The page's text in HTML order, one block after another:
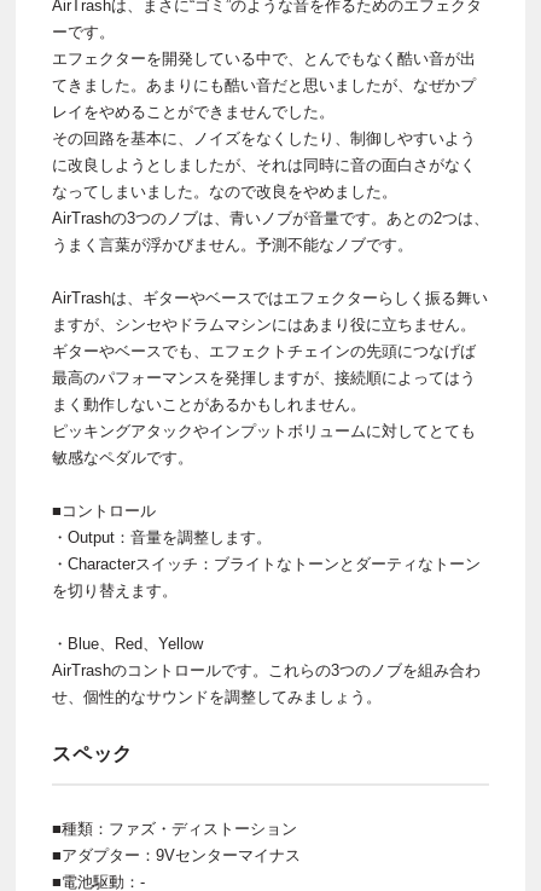
AirTrashは、まさに“ゴミ”のような音を作るためのエフェクタ
ーです。
エフェクターを開発している中で、とんでもなく酷い音が出
てきました。あまりにも酷い音だと思いましたが、なぜかプ
レイをやめることができませんでした。
その回路を基本に、ノイズをなくしたり、制御しやすいよう
に改良しようとしましたが、それは同時に音の面白さがなく
なってしまいました。なので改良をやめました。
AirTrashの3つのノブは、青いノブが音量です。あとの2つは、
うまく言葉が浮かびません。予測不能なノブです。
AirTrashは、ギターやベースではエフェクターらしく振る舞い
ますが、シンセやドラムマシンにはあまり役に立ちません。
ギターやベースでも、エフェクトチェインの先頭につなげば
最高のパフォーマンスを発揮しますが、接続順によってはう
まく動作しないことがあるかもしれません。
ピッキングアタックやインプットボリュームに対してとても
敏感なペダルです。
■コントロール
・Output：音量を調整します。
・Characterスイッチ：ブライトなトーンとダーティなトーン
を切り替えます。
・Blue、Red、Yellow
AirTrashのコントロールです。これらの3つのノブを組み合わ
せ、個性的なサウンドを調整してみましょう。
スペック
■種類：ファズ・ディストーション
■アダプター：9Vセンターマイナス
■電池駆動：-